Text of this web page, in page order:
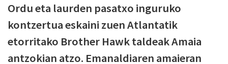
Ordu eta laurden pasatxo inguruko
kontzertua eskaini zuen Atlantatik
etorritako Brother Hawk taldeak Amaia
antzokian atzo. Emanaldiaren amaieran